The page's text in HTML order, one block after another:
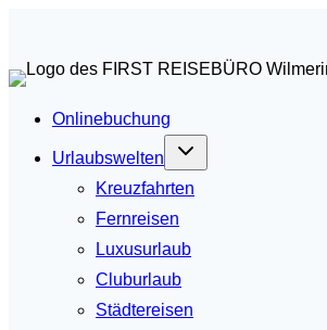
springen
Onlinebuchung
Urlaubswelten
Kreuzfahrten
Fernreisen
Luxusurlaub
Cluburlaub
Städtereisen